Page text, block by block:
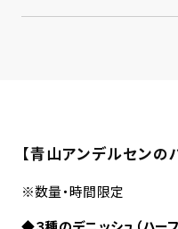
【青山アンデルセン
※数量・時間限定